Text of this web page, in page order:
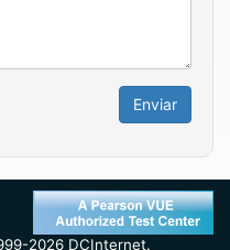
Enviar
2026 DCInternet.